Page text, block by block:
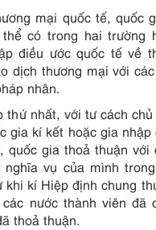
mại quốc tế, quốc
có trong hai trường
điều ước quốc tế về
dịch thương mại với
nhân.
thứ nhất, với tư cách
gia kí kết hoặc gia
quốc gia thoả thuận với
nghĩa vụ của mình
khi kí Hiệp định chung
nước thành viên đã
thoả thuận.